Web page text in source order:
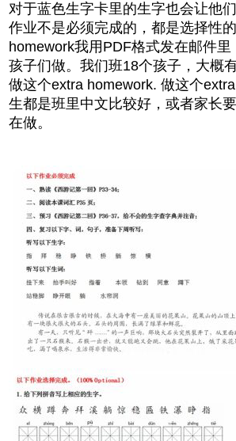
对于蓝色生字卡里的生字也会让他
作业不是必须完成的，都是选择性
homework我用PDF格式发在邮件
孩子们做。我们班18个孩子，大概
做这个extra homework. 做这个
生都是班里中文比较好，或者家长
在做。